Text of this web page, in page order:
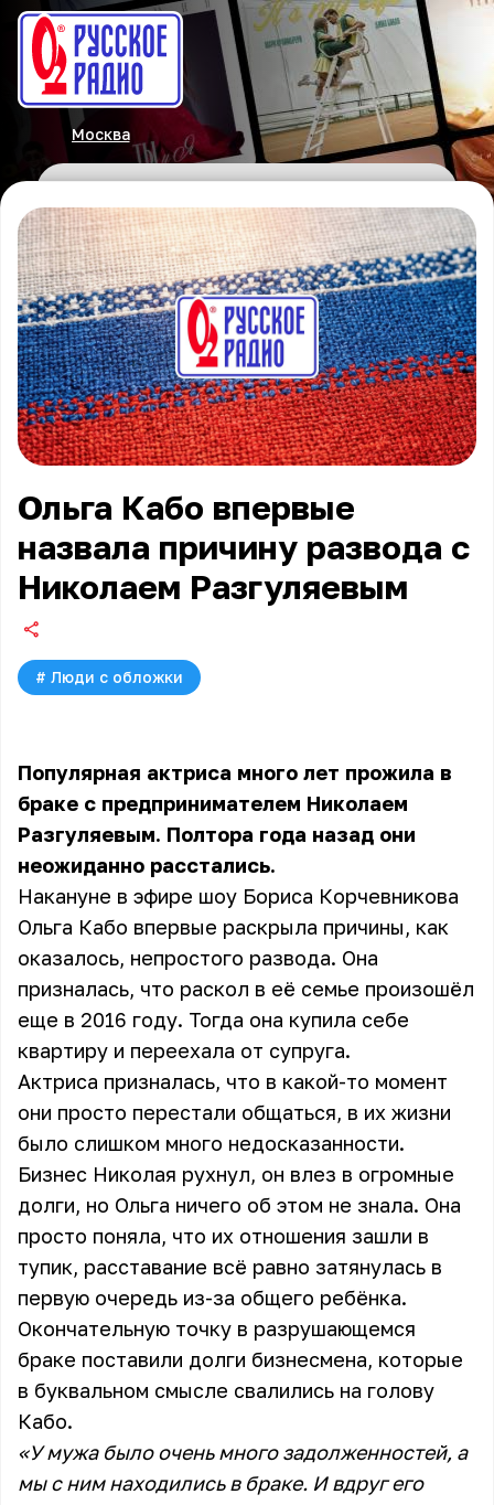
Москва
Ольга Кабо впервые
назвала причину развода с
Николаем Разгуляевым
# Люди с обложки
Популярная актриса много лет прожила в
браке с предпринимателем Николаем
Разгуляевым. Полтора года назад они
неожиданно расстались.
Накануне в эфире шоу Бориса Корчевникова
Ольга Кабо впервые раскрыла причины, как
оказалось, непростого развода. Она
призналась, что раскол в её семье произошёл
еще в 2016 году. Тогда она купила себе
квартиру и переехала от супруга.
Актриса призналась, что в какой-то момент
они просто перестали общаться, в их жизни
было слишком много недосказанности.
Бизнес Николая рухнул, он влез в огромные
долги, но Ольга ничего об этом не знала. Она
просто поняла, что их отношения зашли в
тупик, расставание всё равно затянулась в
первую очередь из-за общего ребёнка.
Окончательную точку в разрушающемся
браке поставили долги бизнесмена, которые
в буквальном смысле свалились на голову
Кабо.
«У мужа было очень много задолженностей, а
мы с ним находились в браке. И вдруг его